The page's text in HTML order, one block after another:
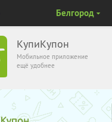
КупиКупон
Мобильное приложение
ещё удобнее
Белгород